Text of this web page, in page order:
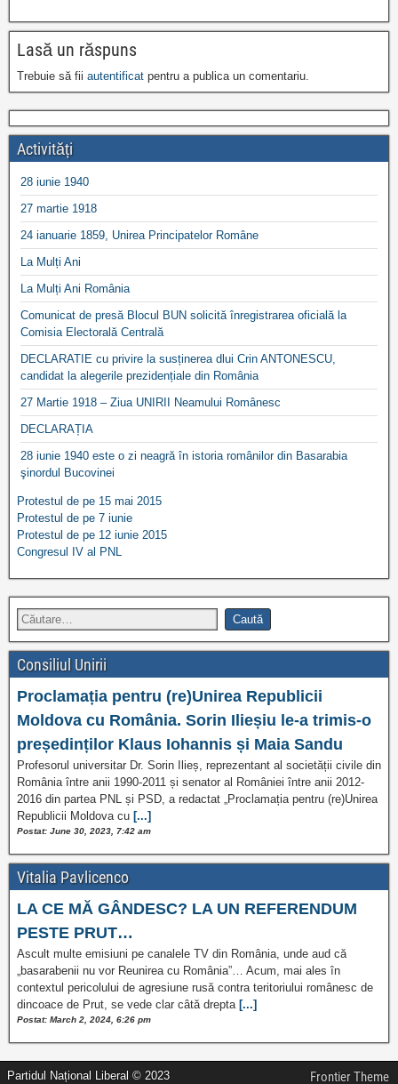
Lasă un răspuns
Trebuie să fii autentificat pentru a publica un comentariu.
Activități
28 iunie 1940
27 martie 1918
24 ianuarie 1859, Unirea Principatelor Române
La Mulți Ani
La Mulți Ani România
Comunicat de presă Blocul BUN solicită înregistrarea oficială la
Comisia Electorală Centrală
DECLARATIE cu privire la susținerea dlui Crin ANTONESCU,
candidat la alegerile prezidențiale din România
27 Martie 1918 – Ziua UNIRII Neamului Românesc
DECLARAȚIA
28 iunie 1940 este o zi neagră în istoria românilor din Basarabia
şinordul Bucovinei
Protestul de pe 15 mai 2015
Protestul de pe 7 iunie
Protestul de pe 12 iunie 2015
Congresul IV al PNL
Consiliul Unirii
Proclamația pentru (re)Unirea Republicii
Moldova cu România. Sorin Ilieșiu le-a trimis-o
președinților Klaus Iohannis și Maia Sandu
Profesorul universitar Dr. Sorin Ilieș, reprezentant al societății civile din
România între anii 1990-2011 și senator al României între anii 2012-
2016 din partea PNL și PSD, a redactat „Proclamația pentru (re)Unirea
Republicii Moldova cu [...]
Postat: June 30, 2023, 7:42 am
Vitalia Pavlicenco
LA CE MĂ GÂNDESC? LA UN REFERENDUM
PESTE PRUT…
Ascult multe emisiuni pe canalele TV din România, unde aud că
„basarabenii nu vor Reunirea cu România”… Acum, mai ales în
contextul pericolului de agresiune rusă contra teritoriului românesc de
dincoace de Prut, se vede clar câtă drepta[...]
Postat: March 2, 2024, 6:26 pm
Partidul Național Liberal © 2023 Frontier Theme